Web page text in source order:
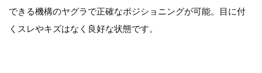
できる機構のヤグラで正確なポジショニングが可能。目に付
くスレやキズはなく良好な状態です。